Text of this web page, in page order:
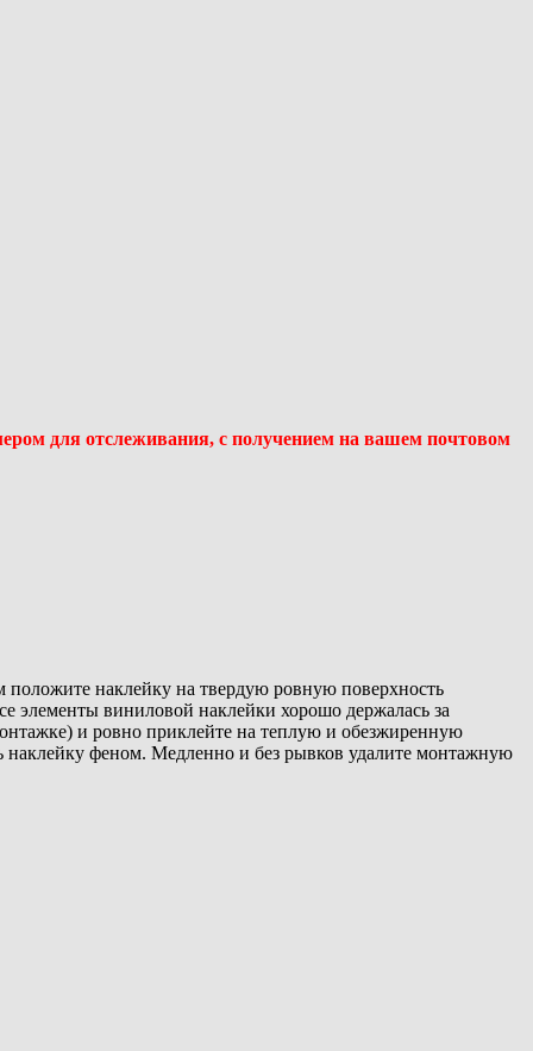
для отслеживания, с получением на вашем почтовом
положите наклейку на твердую ровную поверхность
элементы виниловой наклейки хорошо держалась за
и ровно приклейте на теплую и обезжиренную
наклейку феном. Медленно и без рывков удалите монтажную